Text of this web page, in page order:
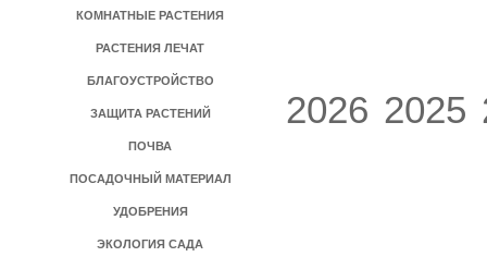
КОМНАТНЫЕ РАСТЕНИЯ
РАСТЕНИЯ ЛЕЧАТ
БЛАГОУСТРОЙСТВО
ЗАЩИТА РАСТЕНИЙ
ПОЧВА
ПОСАДОЧНЫЙ МАТЕРИАЛ
УДОБРЕНИЯ
ЭКОЛОГИЯ САДА
2026 2025